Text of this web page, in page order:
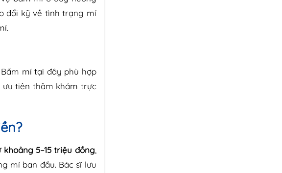
đổi kỹ về tình trạng mí
mí tại đây phù hợp
ưu tiên thăm khám trực
khoảng 5–15 triệu đồng
mí ban đầu. Bác sĩ lưu